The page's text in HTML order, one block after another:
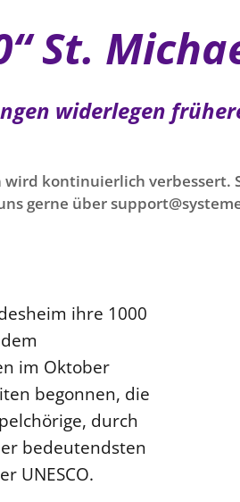
St.
widerlegen
kontinuierlich verbessert.
gerne über
ihre 1000
im Oktober
begonnen, die
durch
bedeutendsten
UNESCO.